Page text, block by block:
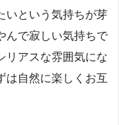
いという気持ちが芽
んで寂しい気持ちで
リアスな雰囲気にな
は自然に楽しくお互